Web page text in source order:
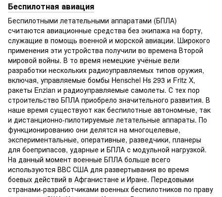
Беспилотная авиация
Беспилотными летательными аппаратами (БПЛА)
считаются авиационные средства без экипажа на борту,
служащие в помощь военной и морской авиации. Широкого
применения эти устройства получили во времена Второй
мировой войны. В то время немецкие учёные вели
разработки нескольких радиоуправляемых типов оружия,
включая, управляемые бомбы Henschel Hs 293 и Fritz X,
ракеты Enzian и радиоуправляемые самолеты. С тех пор
строительство БПЛА приобрело значительного развития. В
наше время существуют как беспилотные автономные, так
и дистанционно-пилотируемые летательные аппараты. По
функционированию они делятся на многоцелевые,
экспериментальные, оперативные, разведчики, планеры
для боеприпасов, ударные и БПЛА с модульной нагрузкой.
На данный момент военные БПЛА больше всего
используются ВВС США для развертывания во время
боевых действий в Афганистане и Иране. Передовыми
странами-разработчиками военных беспилотников по праву